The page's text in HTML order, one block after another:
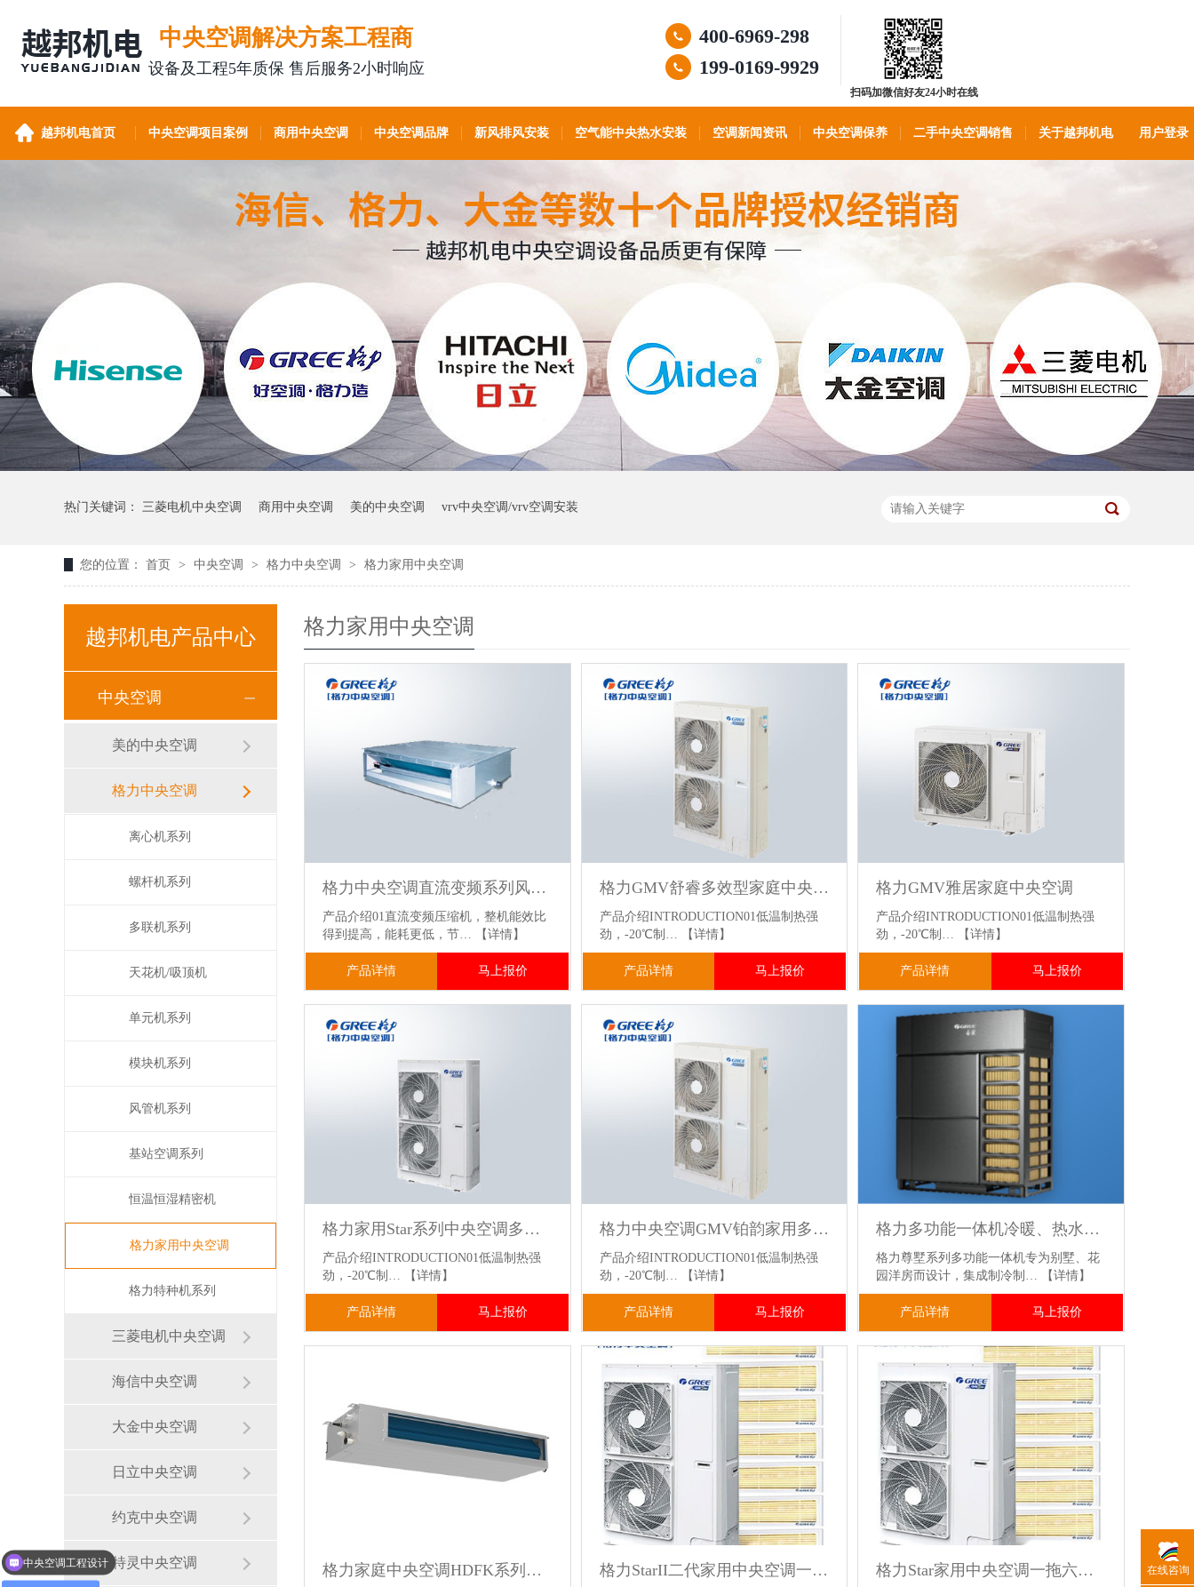
中央空调解决方案工程商
设备及工程5年质保 售后服务2小时响应
400-6969-298
199-0169-9929
扫码加微信好友24小时在线
越邦机电首页 中央空调项目案例 商用中央空调 中央空调品牌 新风排风安装 空气能中央热水安装 空调新闻资讯 中央空调保养 二手中央空调销售 关于越邦机电 用户登录
热门关键词： 三菱电机中央空调 商用中央空调 美的中央空调 vrv中央空调/vrv空调安装
您的位置： 首页 > 中央空调 > 格力中央空调 > 格力家用中央空调
越邦机电产品中心
中央空调
美的中央空调
格力中央空调
离心机系列
螺杆机系列
多联机系列
天花机/吸顶机
单元机系列
模块机系列
风管机系列
基站空调系列
恒温恒湿精密机
格力家用中央空调
格力特种机系列
三菱电机中央空调
海信中央空调
大金中央空调
日立中央空调
约克中央空调
特灵中央空调
格力家用中央空调
格力中央空调直流变频系列风管机
产品介绍01直流变频压缩机，整机能效比
得到提高，能耗更低，节…
【详情】
产品详情 马上报价
格力GMV舒睿多效型家庭中央空调
产品介绍INTRODUCTION01低温制热强
劲，-20℃制…
【详情】
产品详情 马上报价
格力GMV雅居家庭中央空调
产品介绍INTRODUCTION01低温制热强
劲，-20℃制…
【详情】
产品详情 马上报价
格力家用Star系列中央空调多联机
产品介绍INTRODUCTION01低温制热强
劲，-20℃制…
【详情】
产品详情 马上报价
格力中央空调GMV铂韵家用多联机
产品介绍INTRODUCTION01低温制热强
劲，-20℃制…
【详情】
产品详情 马上报价
格力多功能一体机冷暖、热水、地暖、干衣一机集成
格力尊墅系列多功能一体机专为别墅、花
园洋房而设计，集成制冷制…
【详情】
产品详情 马上报价
格力家庭中央空调HDFK系列风管式室内机家庭别墅小型商业办公场所 格力StarII二代家用中央空调一拖七机组 格力Star家用中央空调一拖六多联机组 在线咨询
通风系统和新风系统